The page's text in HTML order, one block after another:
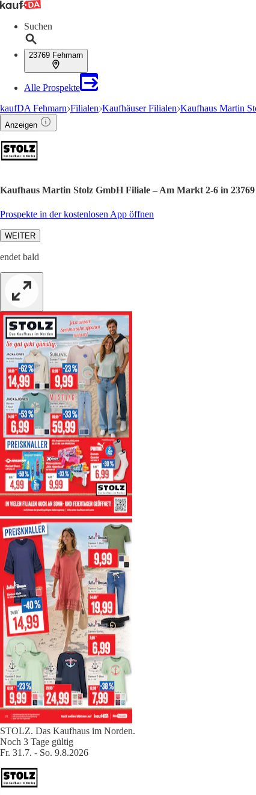
Suchen
23769 Fehmarn
Alle Prospekte
kaufDA Fehmarn Filialen Kaufhäuser Filialen Kaufhaus Martin
Anzeigen
Kaufhaus Martin Stolz GmbH Filiale – Am Markt 2-6 in
Prospekte in der kostenlosen App öffnen
WEITER
endet bald
STOLZ. Das Kaufhaus im Norden.
Noch 3 Tage gültig
Fr. 31.7. - So. 9.8.2026